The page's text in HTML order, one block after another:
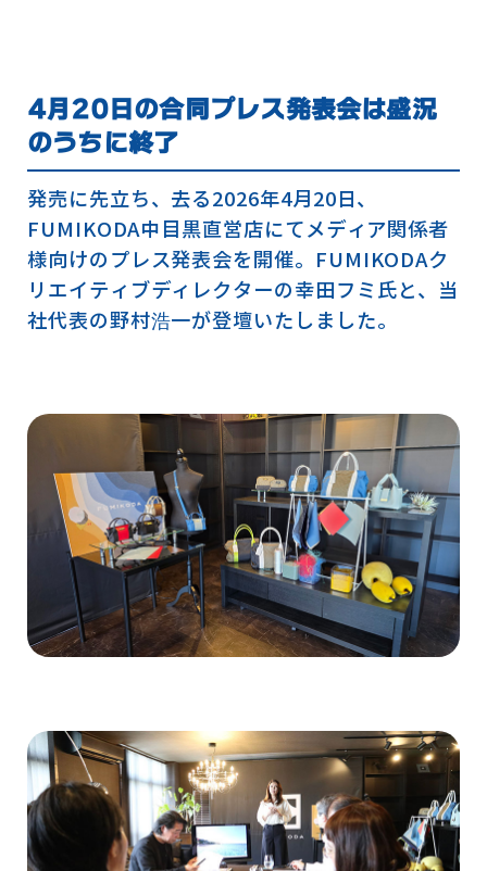
4月20日の合同プレス発表会は盛況
のうちに終了
発売に先立ち、去る2026年4月20日、
FUMIKODA中目黒直営店にてメディア関係者
様向けのプレス発表会を開催。FUMIKODAク
リエイティブディレクターの幸田フミ氏と、当
社代表の野村浩一が登壇いたしました。